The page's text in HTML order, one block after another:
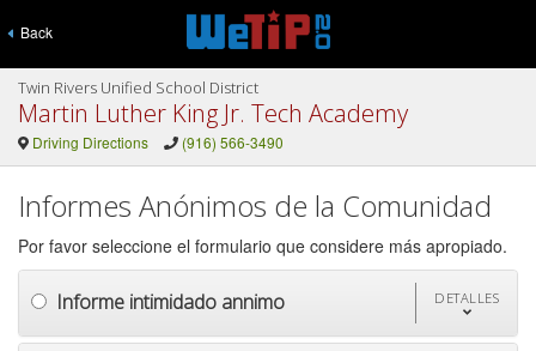
Back
Twin Rivers Unified School District
Martin Luther King Jr. Tech Academy
Driving Directions (916) 566-3490
Informes Anónimos de la Comunidad
Por favor seleccione el formulario que considere más apropiado.
Informe intimidado annimo DETALLES